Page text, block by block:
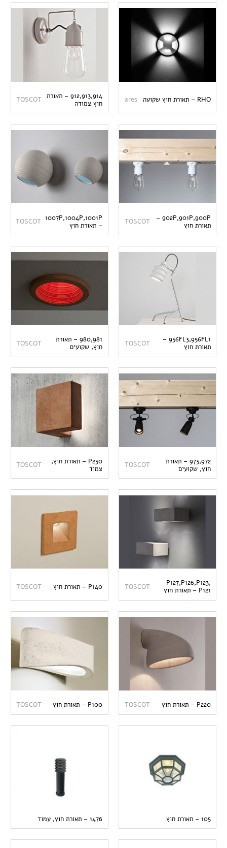
RHO – תאורת חוץ שקועה ares
912,913,914 – תאורת
חוץ צמודה
TOSCOT
902P,901P,900P –
תאורת חוץ
TOSCOT
1007P,1004P,1001P
– תאורת חוץ
TOSCOT
956FL3,956FL1 –
תאורת חוץ
TOSCOT
980,981 – תאורת
חוץ, שקועים
TOSCOT
973,972 – תאורת
חוץ, שקועים
TOSCOT
P230 – תאורת חוץ,
צמוד
TOSCOT
P127,P126,P123,
P121 – תאורת חוץ
TOSCOT P140 – תאורת חוץ TOSCOT
P220 – תאורת חוץ TOSCOT P100 – תאורת חוץ TOSCOT
105 – תאורת חוץ 1476 – תאורת חוץ, עמוד